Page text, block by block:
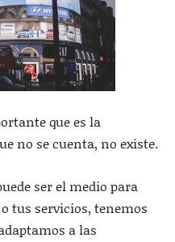
que es la
no se cuenta, no existe.
ser el medio para
tus servicios, tenemos
a las